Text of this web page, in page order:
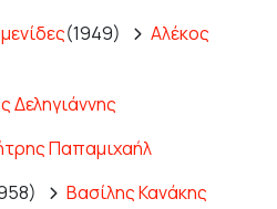
(1949)
Αλέκος
Δεληγιάννης
Παπαμιχαήλ
Βασίλης Κανάκης